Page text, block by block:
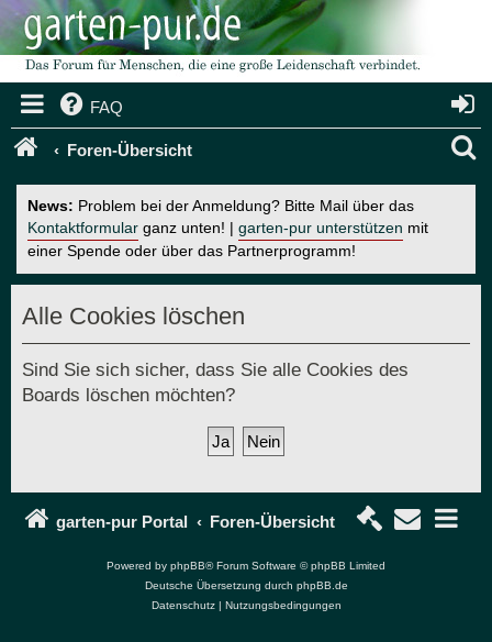
FAQ
Foren-Übersicht
News: Problem bei der Anmeldung? Bitte Mail über das
Kontaktformular ganz unten! | garten-pur unterstützen mit
einer Spende oder über das Partnerprogramm!
Alle Cookies löschen
Sind Sie sich sicher, dass Sie alle Cookies des
Boards löschen möchten?
garten-pur Portal Foren-Übersicht
Powered by phpBB® Forum Software © phpBB Limited
Deutsche Übersetzung durch phpBB.de
Datenschutz| Nutzungsbedingungen